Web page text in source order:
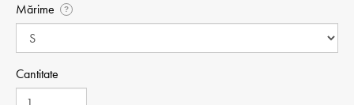
Mărime ?
Cantitate